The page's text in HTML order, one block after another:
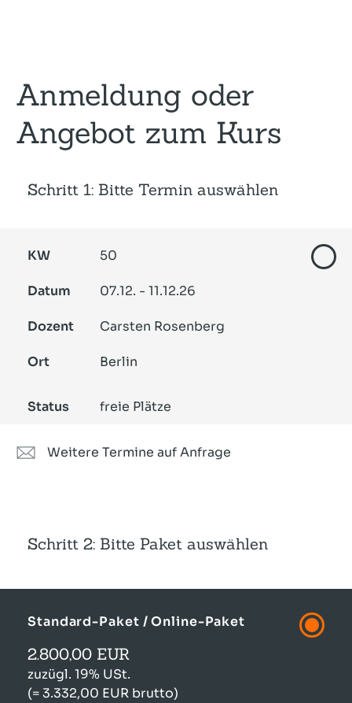
Anmeldung oder
Angebot zum Kurs
Schritt 1: Bitte Termin auswählen
KW 50
Datum 07.12. - 11.12.26
Dozent Carsten Rosenberg
Ort Berlin
Status freie Plätze
Weitere Termine auf Anfrage
Schritt 2: Bitte Paket auswählen
Standard-Paket / Online-Paket
2.800,00 EUR
zuzügl. 19% USt.
(= 3.332,00 EUR brutto)